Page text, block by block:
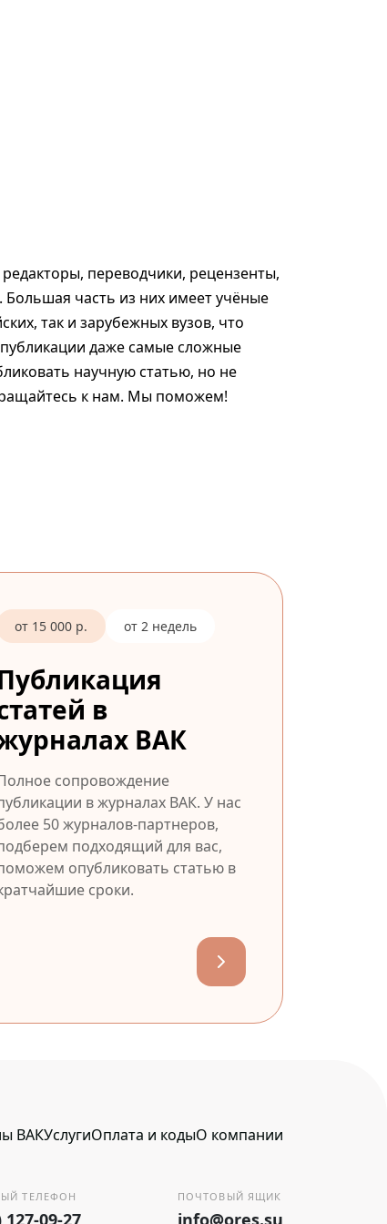
переводчики, рецензенты,
Большая часть из них имеет учёные
так и зарубежных вузов, что
даже самые сложные
научную статью, но не
к нам. Мы поможем!
от 15 000 р. от 2 недель
в
ВАК
сопровождение
в журналах ВАК. У нас
50 журналов-партнеров,
подходящий для вас,
опубликовать статью в
сроки.
ВАКУслугиОплата и кодыО компании
ТЕЛЕФОН
127-09-27
ПОЧТОВЫЙ ЯЩИК
info@ores.su